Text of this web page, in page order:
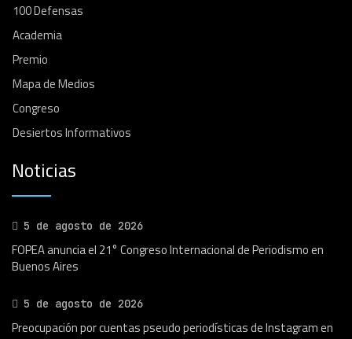
100 Defensas
Academia
Premio
Mapa de Medios
Congreso
Desiertos Informativos
Noticias
5 de agosto de 2026
FOPEA anuncia el 21° Congreso Internacional de Periodismo en
Buenos Aires
5 de agosto de 2026
Preocupación por cuentas pseudo periodísticas de Instagram en